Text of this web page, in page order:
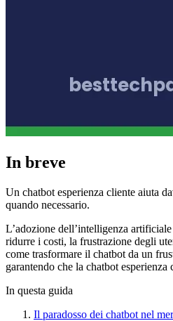
In breve
Un chatbot esperienza cliente aiuta
quando necessario.
L’adozione dell’intelligenza
ridurre i costi, la frustrazione degli
come trasformare il chatbot da un
garantendo che la chatbot
In questa guida
Il paradosso dei chatbot nel